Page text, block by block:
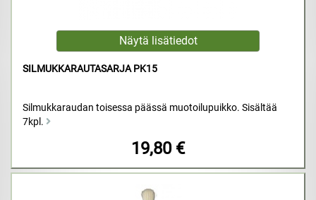
SILMUKKARAUTASARJA PK15
Silmukkaraudan toisessa päässä muotoilupuikko. Sisältää
7kpl.
19,80 €